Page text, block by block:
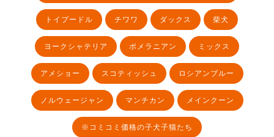
トイプードル チワワ ダックス 柴犬
ヨークシャテリア ポメラニアン ミックス
アメショー スコティッシュ ロシアンブルー
ノルウェージャン マンチカン メインクーン
※コミコミ価格の子犬子猫たち